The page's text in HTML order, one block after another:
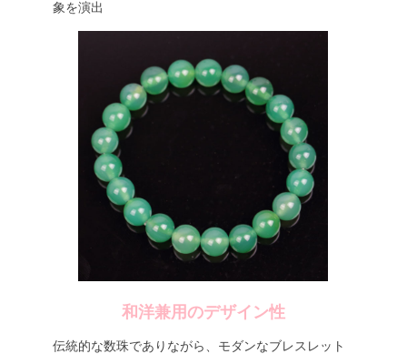
象を演出
和洋兼用のデザイン性
伝統的な数珠でありながら、モダンなブレスレット